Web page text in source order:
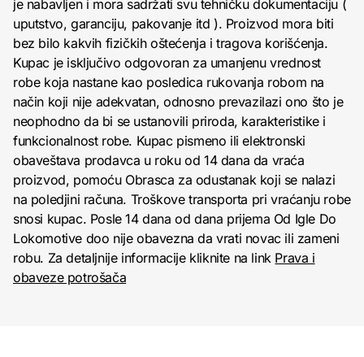
je nabavljen i mora sadržati svu tehničku dokumentaciju (
uputstvo, garanciju, pakovanje itd ). Proizvod mora biti
bez bilo kakvih fizičkih oštećenja i tragova korišćenja.
Kupac je isključivo odgovoran za umanjenu vrednost
robe koja nastane kao posledica rukovanja robom na
način koji nije adekvatan, odnosno prevazilazi ono što je
neophodno da bi se ustanovili priroda, karakteristike i
funkcionalnost robe. Kupac pismeno ili elektronski
obaveštava prodavca u roku od 14 dana da vraća
proizvod, pomoću Obrasca za odustanak koji se nalazi
na poledjini računa. Troškove transporta pri vraćanju robe
snosi kupac. Posle 14 dana od dana prijema Od Igle Do
Lokomotive doo nije obavezna da vrati novac ili zameni
robu. Za detaljnije informacije kliknite na link Prava i
obaveze potrošača